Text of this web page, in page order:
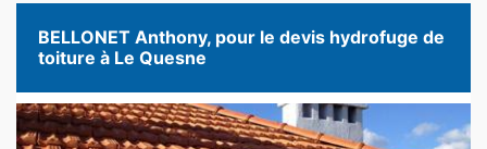
BELLONET Anthony, pour le devis hydrofuge de
toiture à Le Quesne